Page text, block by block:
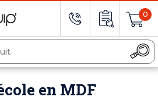
0
en MDF